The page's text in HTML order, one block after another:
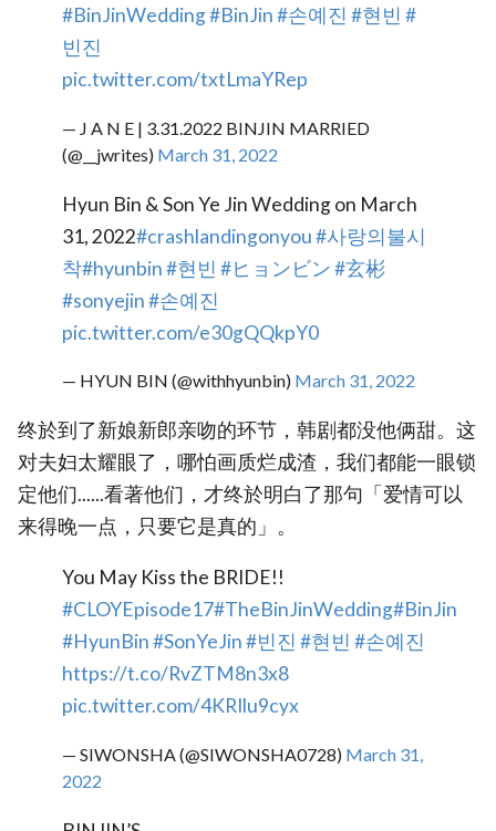
#BinJinWedding#BinJin#손예진 #현빈 #
빈진
pic.twitter.com/txtLmaYRep
— J A N E | 3.31.2022 BINJIN MARRIED
(@__jwrites) March 31, 2022
Hyun Bin & Son Ye Jin Wedding on March
31, 2022#crashlandingonyou#사랑의불시
착#hyunbin#현빈 #ヒョンビン#玄彬
#sonyejin#손예진
pic.twitter.com/e30gQQkpY0
— HYUN BIN (@withhyunbin) March 31, 2022
终於到了新娘新郎亲吻的环节，韩剧都没他俩甜。这
对夫妇太耀眼了，哪怕画质烂成渣，我们都能一眼锁
定他们......看著他们，才终於明白了那句「爱情可以
来得晚一点，只要它是真的」。
You May Kiss the BRIDE!!
#CLOYEpisode17#TheBinJinWedding#BinJin
#HyunBin#SonYeJin#빈진 #현빈 #손예진
https://t.co/RvZTM8n3x8
pic.twitter.com/4KRIlu9cyx
— SIWONSHA (@SIWONSHA0728) March 31,
2022